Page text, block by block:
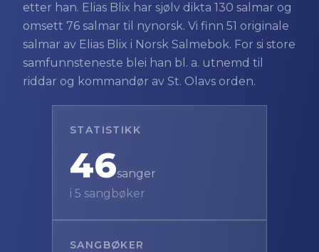
etter han. Elias Blix har sjølv dikta 130 salmar og
omsett 76 salmar til nynorsk. Vi finn 51 originale
salmar av Elias Blix i Norsk Salmebok. For si store
samfunnsteneste blei han bl. a. utnemd til
riddar og kommandør av St. Olavs orden.
STATISTIKK
46sanger
i 5 sangbøker
SANGBØKER